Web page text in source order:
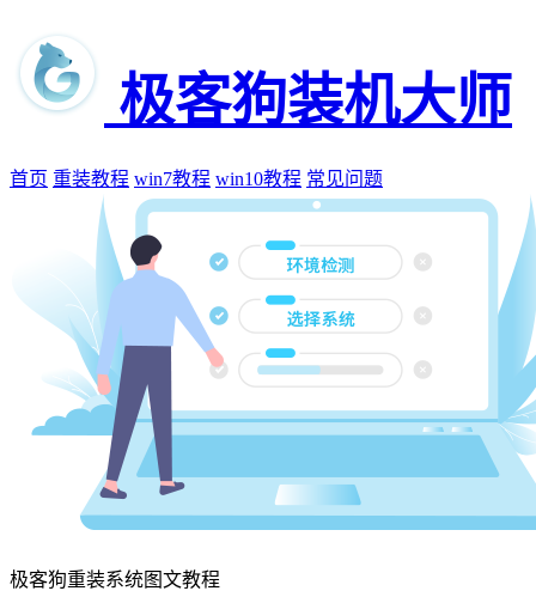
极客狗装机大师
首页 重装教程 win7教程 win10教程 常见问题
极客狗重装系统图文教程